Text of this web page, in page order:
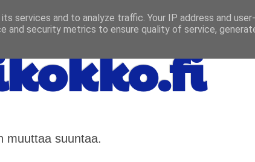
muuttaa suuntaa.
services and to analyze traffic. Your IP address and
and security metrics to ensure quality of service,